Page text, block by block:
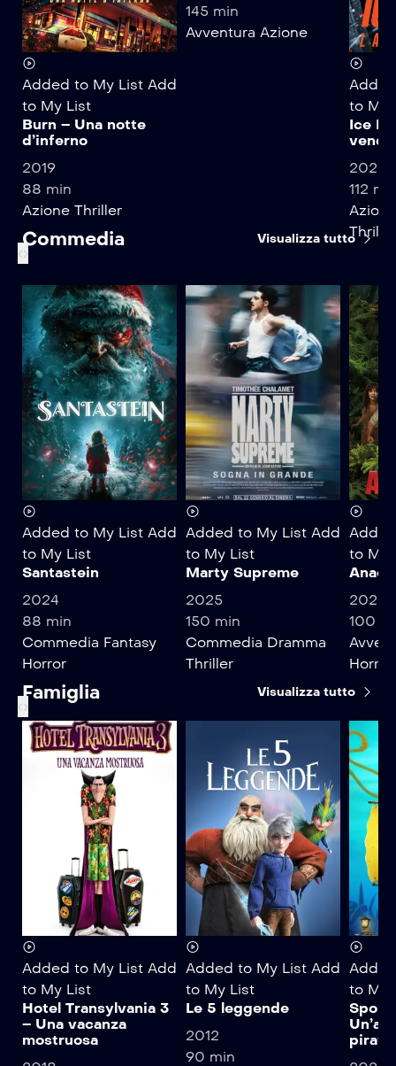
Added to My List Add
to My List
Burn – Una notte
d’inferno
2019
88 min
Azione Thriller
145 min
Avventura Azione
to My
Ice
2025
112
Azione
Thriller
‹›
Commedia Visualizza tutto
Added to My List Add
to My List
Santastein
2024
88 min
Commedia Fantasy
Horror
Added to My List Add
to My List
Marty Supreme
2025
150 min
Commedia Dramma
Thriller
to My
2025
100
Horror
‹›
Famiglia Visualizza tutto
Added to My List Add
to My List
Hotel Transylvania 3
– Una vacanza
mostruosa
Added to My List Add
to My List
Le 5 leggende
2012
90 min
to My
pirati